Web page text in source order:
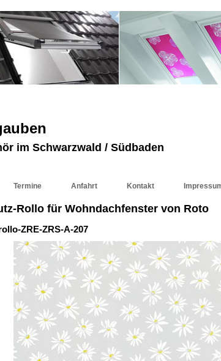
im Schwarzwald / Südbaden
Termine Anfahrt Kontakt
Rollo für Wohndachfenster von Roto
ZRE-ZRS-A-207